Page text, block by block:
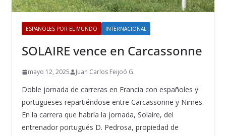
ESPAÑOLES POR EL MUNDO INTERNACIONAL
SOLAIRE vence en Carcassonne
mayo 12, 2025 Juan Carlos Feijoó G.
Doble jornada de carreras en Francia con españoles y
portugueses repartiéndose entre Carcassonne y Nimes.
En la carrera que habría la jornada, Solaire, del
entrenador portugués D. Pedrosa, propiedad de